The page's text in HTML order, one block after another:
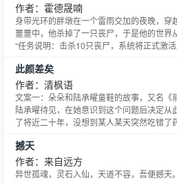
作者：霍德晟喃
身带光环的胖墩在一个雷雨交加的夜晚，
噩噩中，他杀掉了一只丧尸，于是他的世界
“任务说明：击杀10只丧尸，系统将正式激活
慈悲不惩罚你了。”
此颜差矣
作者：清枫语
文案一：朵朵和陆承曜童鞋的故事，又名《
陆承曜待见，在她意识到这个问题后决定
了将近二十年，没想到某人某天突然吃错了
对对方一举一动一清二楚的两枚傲娇学霸
走向同床的青梅竹马移动医疗创业的故事：
撼天
作者：来自远方
异世孤魂，灵石入仙，天道不容，吾便撼天。